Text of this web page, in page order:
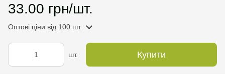
33.00 грн/шт.
Оптові ціни від 100 шт.
шт. Купити